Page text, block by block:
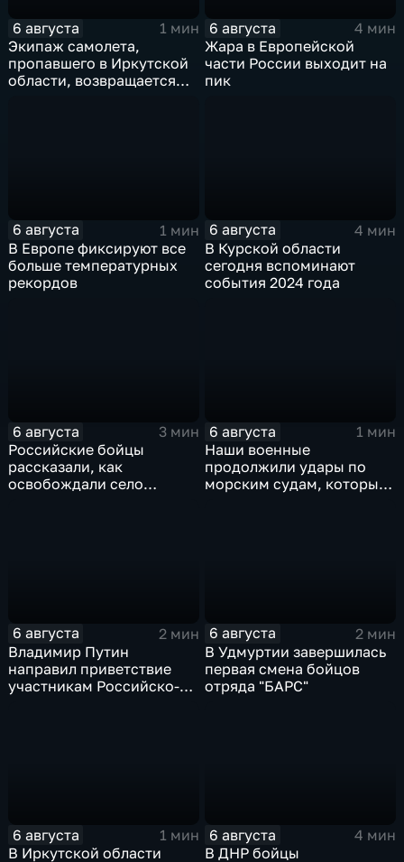
6 августа
1 мин
Экипаж самолета,
пропавшего в Иркутской
области, возвращается
6 августа
4 мин
Жара в Европейской
части России выходит на
пик
6 августа
1 мин
В Европе фиксируют все
больше температурных
рекордов
6 августа
4 мин
В Курской области
сегодня вспоминают
события 2024 года
6 августа
3 мин
Российские бойцы
рассказали, как
освобождали село
6 августа
1 мин
Наши военные
продолжили удары по
морским судам, которые
6 августа
2 мин
Владимир Путин
направил приветствие
участникам Российско-
6 августа
2 мин
В Удмуртии завершилась
первая смена бойцов
отряда "БАРС"
6 августа
1 мин
В Иркутской области
6 августа
4 мин
В ДНР бойцы